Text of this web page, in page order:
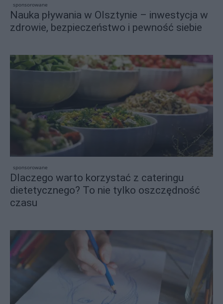
sponsorowane
Nauka pływania w Olsztynie – inwestycja w
zdrowie, bezpieczeństwo i pewność siebie
sponsorowane
Dlaczego warto korzystać z cateringu
dietetycznego? To nie tylko oszczędność
czasu